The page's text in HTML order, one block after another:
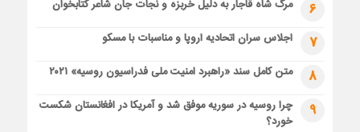
6 مرگ شاه قاجار به دلیل خربزه و نجات جان شاعر کتابخوان
7 اجلاس سران اتحادیه اروپا و مناسبات با مسکو
8 متن کامل سند «راهبرد امنیت ملی فدراسیون روسیه» ۲۰۲۱
9
چرا روسیه در سوریه موفق شد و آمریکا در افغانستان شکست
خورد؟